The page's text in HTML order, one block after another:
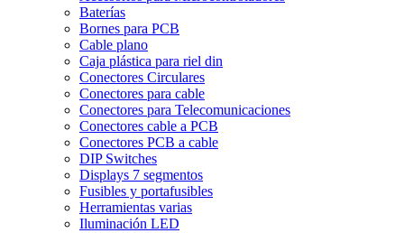
Baterías
Bornes para PCB
Cable plano
Caja plástica para riel din
Conectores Circulares
Conectores para cable
Conectores para Telecomunicaciones
Conectores cable a PCB
Conectores PCB a cable
DIP Switches
Displays 7 segmentos
Fusibles y portafusibles
Herramientas varias
Iluminación LED